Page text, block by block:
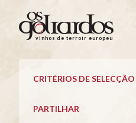
Os
Goliardos
Vinhos
Terroir
vinhos de terroir europeus
CRITÉRIOS DE SELECÇÃO
PARTILHAR